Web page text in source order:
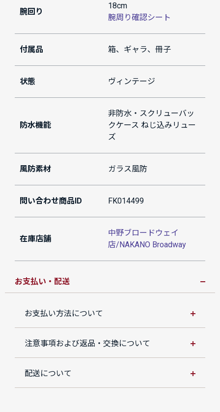
腕回り
18cm
腕周り確認シート
付属品 箱、ギャラ、冊子
状態 ヴィンテージ
防水機能
非防水・スクリューバッ
クケース ねじ込みリュー
ズ
風防素材 ガラス風防
問い合わせ商品ID FK014499
在庫店舗
中野ブロードウェイ
店/NAKANO Broadway
お支払い・配送
お支払い方法について
注意事項および返品・交換について
配送について